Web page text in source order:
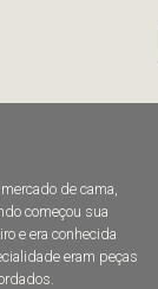
de cama,
começou sua
e era conhecida
eram peças